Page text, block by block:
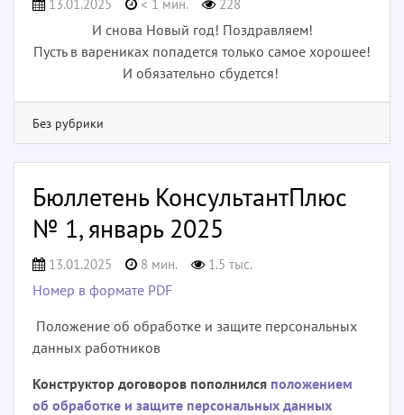
13.01.2025 < 1 мин. 228
И снова Новый год! Поздравляем!
Пусть в варениках попадется только самое хорошее!
И обязательно сбудется!
Без рубрики
Бюллетень КонсультантПлюс
№ 1, январь 2025
13.01.2025 8 мин. 1.5 тыс.
Номер в формате PDF
Положение об обработке и защите персональных
данных работников
Конструктор договоров пополнился положением
об обработке и защите персональных данных